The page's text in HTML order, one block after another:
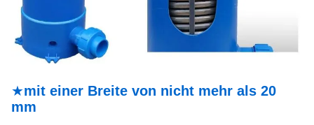
★mit einer Breite von nicht mehr als 20
mm